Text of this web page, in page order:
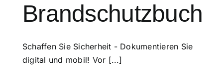
Brandschutzbuch
Schaffen Sie Sicherheit - Dokumentieren Sie
digital und mobil! Vor [...]